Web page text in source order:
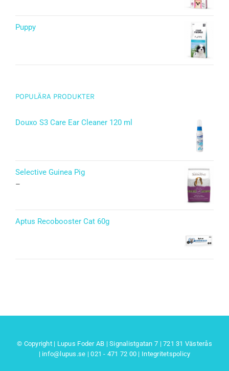
Puppy
POPULÄRA PRODUKTER
Douxo S3 Care Ear Cleaner 120 ml
Selective Guinea Pig
–
Aptus Recobooster Cat 60g
© Copyright | Lupus Foder AB | Signalistgatan 7 | 721 31 Västerås
| info@lupus.se | 021 - 471 72 00 | Integritetspolicy